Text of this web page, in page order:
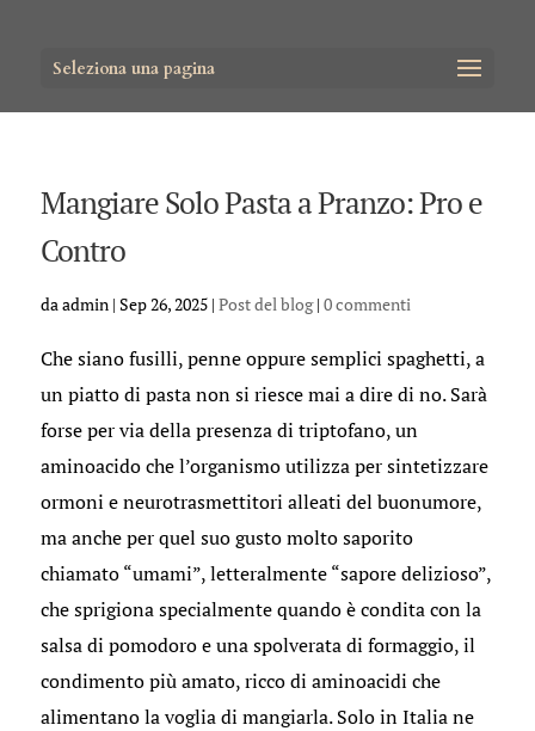
Seleziona una pagina
Mangiare Solo Pasta a Pranzo: Pro e
Contro
daadmin| Sep 26, 2025| Post del blog| 0 commenti
Che siano fusilli, penne oppure semplici spaghetti, a
un piatto di pasta non si riesce mai a dire di no. Sarà
forse per via della presenza di triptofano, un
aminoacido che l’organismo utilizza per sintetizzare
ormoni e neurotrasmettitori alleati del buonumore,
ma anche per quel suo gusto molto saporito
chiamato “umami”, letteralmente “sapore delizioso”,
che sprigiona specialmente quando è condita con la
salsa di pomodoro e una spolverata di formaggio, il
condimento più amato, ricco di aminoacidi che
alimentano la voglia di mangiarla. Solo in Italia ne